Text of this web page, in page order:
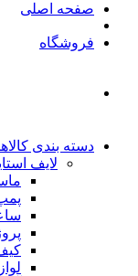
صفحه اصلی
فروشگاه
دسته بندی
لایف